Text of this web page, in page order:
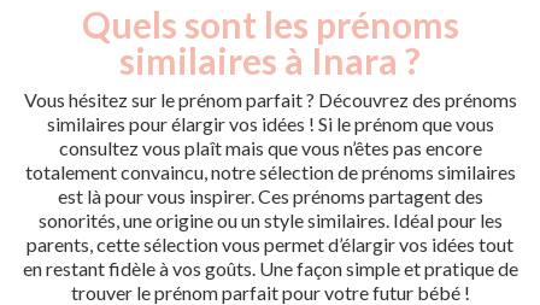
Quels sont les prénoms
similaires à Inara ?
Vous hésitez sur le prénom parfait ? Découvrez des prénoms
similaires pour élargir vos idées ! Si le prénom que vous
consultez vous plaît mais que vous n’êtes pas encore
totalement convaincu, notre sélection de prénoms similaires
est là pour vous inspirer. Ces prénoms partagent des
sonorités, une origine ou un style similaires. Idéal pour les
parents, cette sélection vous permet d’élargir vos idées tout
en restant fidèle à vos goûts. Une façon simple et pratique de
trouver le prénom parfait pour votre futur bébé !